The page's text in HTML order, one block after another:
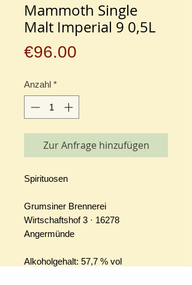
Mammoth Single
Malt Imperial 9 0,5L
€96.00
Anzahl *
Zur Anfrage hinzufügen
Spirituosen
Grumsiner Brennerei
Wirtschaftshof 3 · 16278
Angermünde
Alkoholgehalt: 57,7 % vol